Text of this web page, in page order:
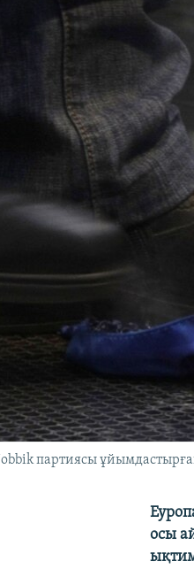
Jobbik партиясы
осы